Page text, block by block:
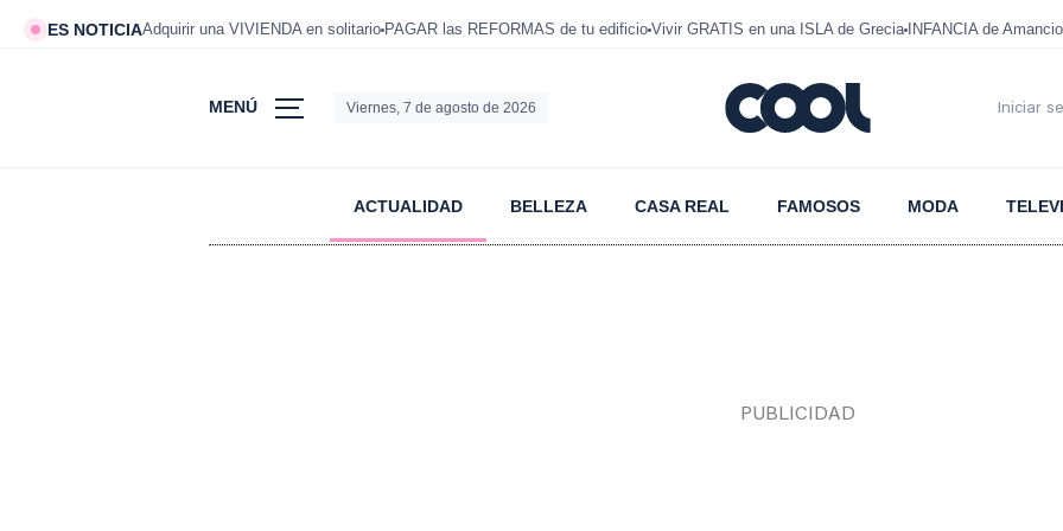
ES NOTICIAAdquirir una VIVIENDA en solitario PAGAR las REFORMAS de tu edificio Vivir GRATIS en una ISLA de Grecia INFANCIA de Amancio
MENÚ Viernes, 7 de agosto de 2026 Iniciar
ACTUALIDAD BELLEZA CASA REAL FAMOSOS MODA